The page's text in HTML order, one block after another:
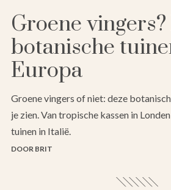
Groene
botanische
Europa
Groene vingers of niet: deze
je zien. Van tropische kassen in
tuinen in Italië.
DOOR BRIT